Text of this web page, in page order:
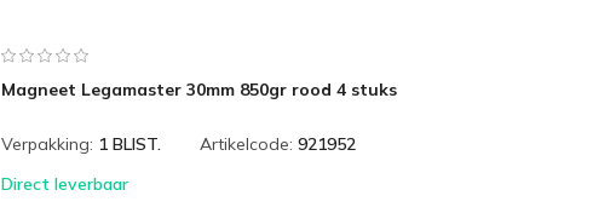
Magneet Legamaster 30mm 850gr rood 4 stuks
Verpakking: 1 BLIST. Artikelcode: 921952
Direct leverbaar